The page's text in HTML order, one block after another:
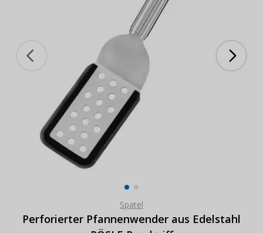
Spatel
Perforierter Pfannenwender aus Edelstahl